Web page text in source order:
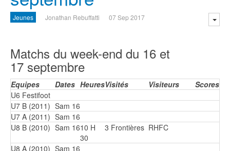
Jeunes Jonathan Rebuffatti 07 Sep 2017
Matchs du week-end du 16 et
17 septembre
Equipes Dates HeuresVisités Visiteurs
Scores
U6 Festifoot
U7 B (2011) Sam 16
U7 A (2011) Sam 16
U8 B (2010) Sam 1610 H
30
3 Frontières RHFC
U8 A (2010) Sam 16